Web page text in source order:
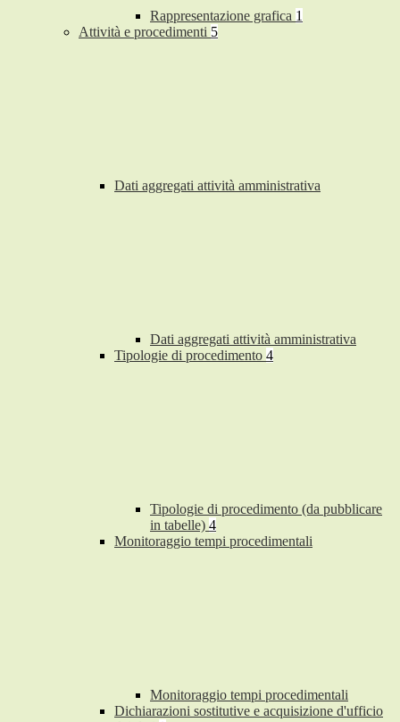
Rappresentazione grafica 1
Attività e procedimenti 5
Dati aggregati attività amministrativa
Dati aggregati attività amministrativa
Tipologie di procedimento 4
Tipologie di procedimento (da pubblicare
in tabelle) 4
Monitoraggio tempi procedimentali
Monitoraggio tempi procedimentali
Dichiarazioni sostitutive e acquisizione d'ufficio